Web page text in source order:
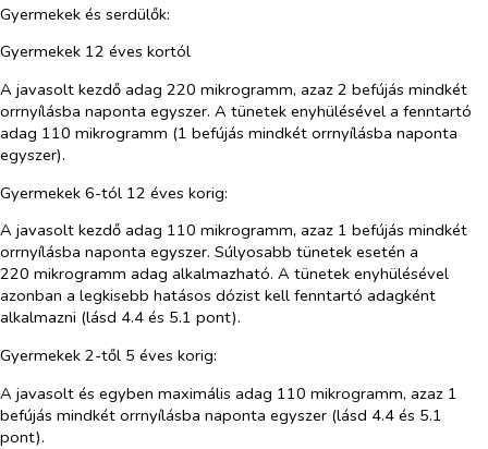
Gyermekek és serdülők:
Gyermekek 12 éves kortól
A javasolt kezdő adag 220 mikrogramm, azaz 2 befújás mindkét
orrnyílásba naponta egyszer. A tünetek enyhülésével a fenntartó
adag 110 mikrogramm (1 befújás mindkét orrnyílásba naponta
egyszer).
Gyermekek 6-tól 12 éves korig:
A javasolt kezdő adag 110 mikrogramm, azaz 1 befújás mindkét
orrnyílásba naponta egyszer. Súlyosabb tünetek esetén a
220 mikrogramm adag alkalmazható. A tünetek enyhülésével
azonban a legkisebb hatásos dózist kell fenntartó adagként
alkalmazni (lásd 4.4 és 5.1 pont).
Gyermekek 2-től 5 éves korig:
A javasolt és egyben maximális adag 110 mikrogramm, azaz 1
befújás mindkét orrnyílásba naponta egyszer (lásd 4.4 és 5.1
pont).